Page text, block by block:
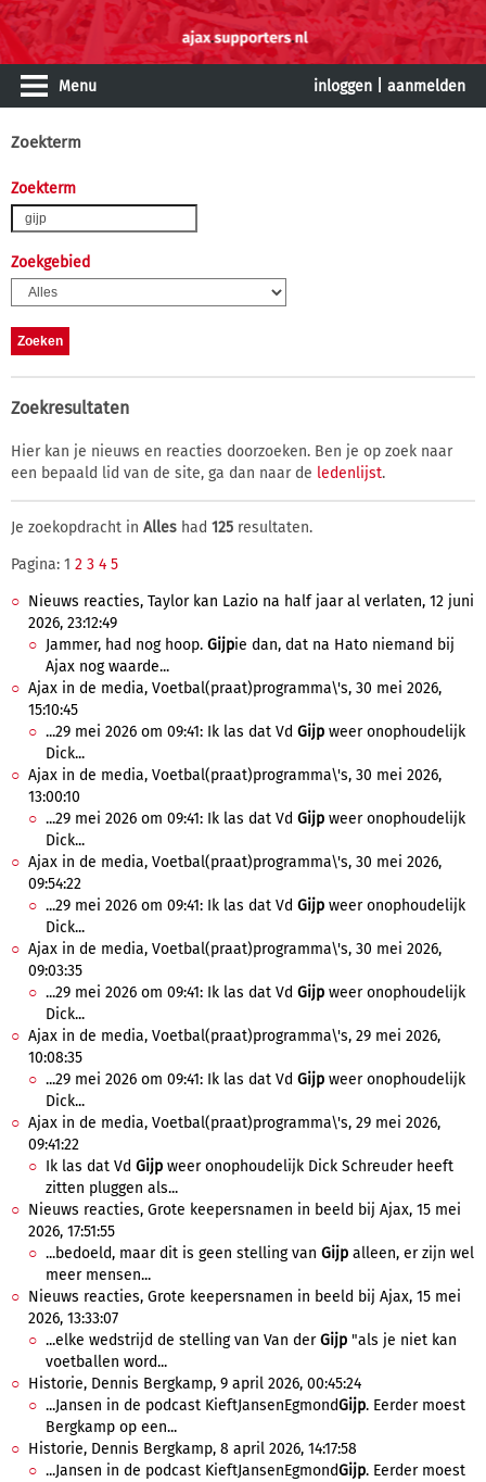
Menu inloggen aanmelden
Zoekterm
Zoekterm
Zoekgebied
Zoekresultaten
Hier kan je nieuws en reacties doorzoeken. Ben je op zoek naar
een bepaald lid van de site, ga dan naar de ledenlijst.
Je zoekopdracht in Alles had 125 resultaten.
Pagina: 1 2 3 4 5
Nieuws reacties, Taylor kan Lazio na half jaar al verlaten, 12 juni
2026, 23:12:49
Jammer, had nog hoop. Gijpie dan, dat na Hato niemand bij
Ajax nog waarde...
Ajax in de media, Voetbal(praat)programma\'s, 30 mei 2026,
15:10:45
...29 mei 2026 om 09:41: Ik las dat Vd Gijp weer onophoudelijk
Dick...
Ajax in de media, Voetbal(praat)programma\'s, 30 mei 2026,
13:00:10
...29 mei 2026 om 09:41: Ik las dat Vd Gijp weer onophoudelijk
Dick...
Ajax in de media, Voetbal(praat)programma\'s, 30 mei 2026,
09:54:22
...29 mei 2026 om 09:41: Ik las dat Vd Gijp weer onophoudelijk
Dick...
Ajax in de media, Voetbal(praat)programma\'s, 30 mei 2026,
09:03:35
...29 mei 2026 om 09:41: Ik las dat Vd Gijp weer onophoudelijk
Dick...
Ajax in de media, Voetbal(praat)programma\'s, 29 mei 2026,
10:08:35
...29 mei 2026 om 09:41: Ik las dat Vd Gijp weer onophoudelijk
Dick...
Ajax in de media, Voetbal(praat)programma\'s, 29 mei 2026,
09:41:22
Ik las dat Vd Gijp weer onophoudelijk Dick Schreuder heeft
zitten pluggen als...
Nieuws reacties, Grote keepersnamen in beeld bij Ajax, 15 mei
2026, 17:51:55
...bedoeld, maar dit is geen stelling van Gijp alleen, er zijn wel
meer mensen...
Nieuws reacties, Grote keepersnamen in beeld bij Ajax, 15 mei
2026, 13:33:07
...elke wedstrijd de stelling van Van derGijp "als je niet kan
voetballen word...
Historie, Dennis Bergkamp, 9 april 2026, 00:45:24
...Jansen in de podcast KieftJansenEgmondGijp. Eerder moest
Bergkamp op een...
Historie, Dennis Bergkamp, 8 april 2026, 14:17:58
...Jansen in de podcast KieftJansenEgmondGijp. Eerder moest